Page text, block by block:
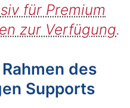
für Premium
zur Verfügung.
des
Supports